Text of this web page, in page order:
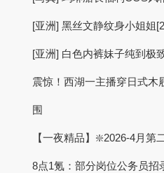
[亚洲] 黑丝文静纹身小姐姐
[亚洲] 白色内裤妹子纯到极
震惊！西湖一主播穿日式木
围
【一夜精品】❇️2026-4月第
8点1氪：部分岗位公务员招